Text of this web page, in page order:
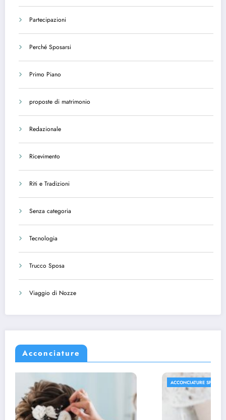
Partecipazioni
Perché Sposarsi
Primo Piano
proposte di matrimonio
Redazionale
Ricevimento
Riti e Tradizioni
Senza categoria
Tecnologia
Trucco Sposa
Viaggio di Nozze
Acconciature
ACCONCIATURE SPOSA